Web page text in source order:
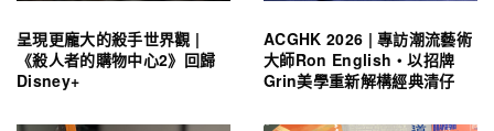
呈現更龐大的殺手世界觀 |
《殺人者的購物中心2》回歸
Disney+
ACGHK 2026 | 專訪潮流藝術
大師Ron English・以招牌
Grin美學重新解構經典清仔